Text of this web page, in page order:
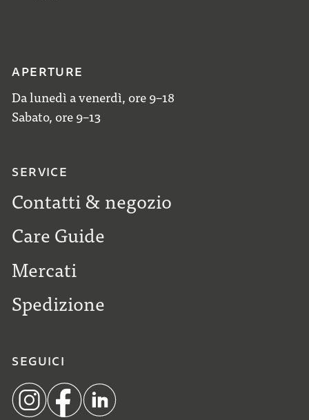
APERTURE
Da lunedì a venerdì, ore 9–18
Sabato, ore 9–13
SERVICE
Contatti & negozio
Care Guide
Mercati
Spedizione
SEGUICI